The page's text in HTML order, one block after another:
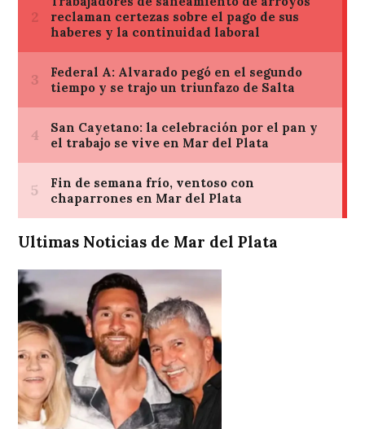
Ultimas Noticias de Mar del Plata